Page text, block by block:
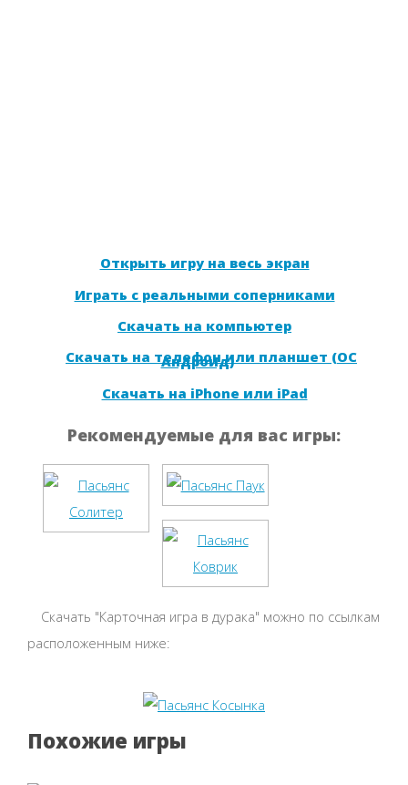
Открыть игру на весь экран
Играть с реальными соперниками
Скачать на компьютер
Скачать на телефон или планшет (ОС
Андроид)
Скачать на iPhone или iPad
Рекомендуемые для вас игры:
Скачать "Карточная игра в дурака" можно по ссылкам
расположенным ниже:
Похожие игры